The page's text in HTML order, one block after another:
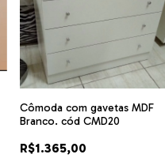
Cômoda com gavetas MDF
Branco. cód CMD20
R$1.365,00